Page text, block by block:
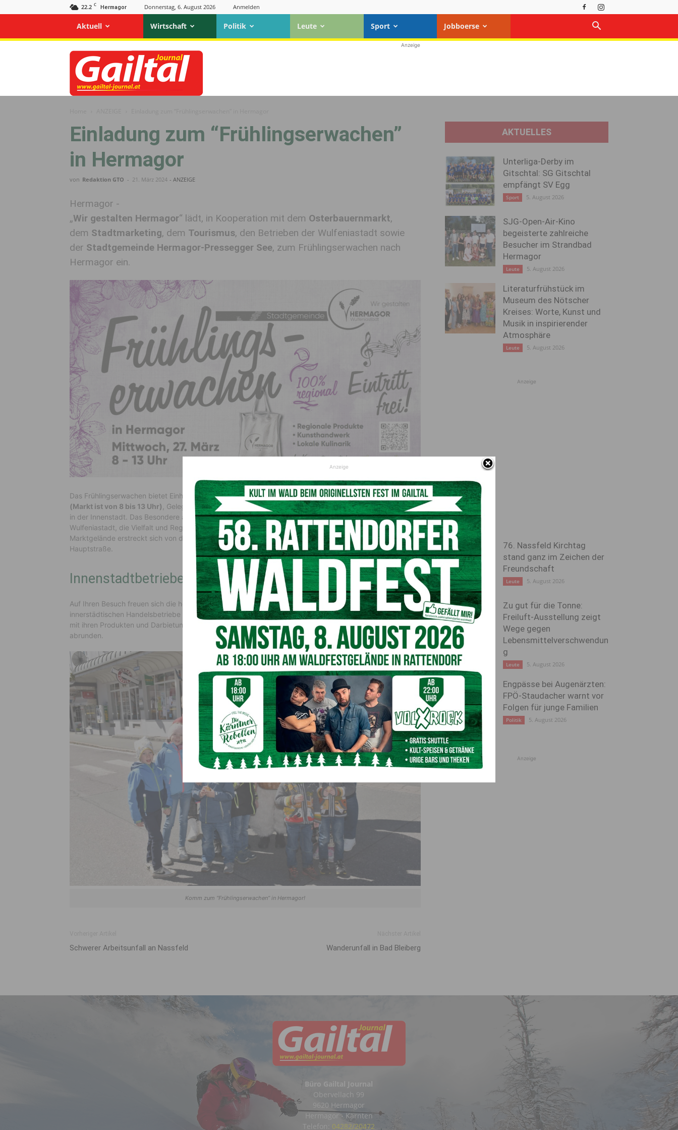
22.2 C Hermagor Donnerstag, 6. August 2026 Anmelden
Aktuell Wirtschaft Politik Leute Sport Jobboerse
Gailtal
Journal
Anzeige
Einladung zum “Frühlingserwachen”
in Hermagor
von Redaktion GTO - 21. März 2024 - ANZEIGE
Hermagor -
„Wir gestalten Hermagor“ lädt, in Kooperation mit dem Osterbauernmarkt,
dem Stadtmarketing, dem Tourismus, den Betrieben der Wulfeniastadt sowie
der Stadtgemeinde Hermagor-Pressegger See, zum Frühlingserwachen nach
Hermagor ein.
Das Frühlingserwachen bietet Einheimischen und Gästen jeder Altersgruppe am Mittwoch,27. März 2024
(Markt ist von 8 bis 13 Uhr)
, Gelegenheit zum Flanieren, Shoppen, Genießen und gemeinsamen Verweilen
in der Innenstadt. Das Besondere am Frühlingserwachen ist die Kooperation mit dem Bauernmarkt der
Wulfeniastadt, die Vielfalt und Regionalität der Produkte bei den zahlreichen Marktständen. Das autofreie
Marktgelände erstreckt sich von der 10.-Oktober Straße über den Gasserplatz bis in die untere
Hauptstraße.
Innenstadtbetriebe, Gastro und Kunsthandwerk uvm.
Auf Ihren Besuch freuen sich die heimischen Landwirte, die regionalen Kunst­handwerker, die
innerstädtischen Handelsbetriebe und die heimischen Gastro­nomen sowie alle Beteiligten – die zusammen
mit ihren Produkten und Darbie­tungen das Frühlingserwachen in der Wulfeniastadt stimmungsvoll
abrunden.
Komm zum “Frühlingserwachen” in Hermagor!
Schwerer Arbeitsunfall an Nassfeld Wanderunfall in Bad Bleiberg
AKTUELLES
Unterliga-Derby im
Gitschtal: SG Gitschtal
empfängt SV Egg
Sport 5. August 2026
SJG-Open-Air-Kino
begeisterte zahlreiche
Besucher im Strandbad
Hermagor
Leute 5. August 2026
Literaturfrühstück im
Museum des Nötscher
Kreises: Worte, Kunst und
Musik in inspirierender
Atmosphäre
Leute 5. August 2026
Anzeige
76. Nassfeld Kirchtag
stand ganz im Zeichen der
Freundschaft
Leute 5. August 2026
Zu gut für die Tonne:
Freiluft-Ausstellung zeigt
Wege gegen
Lebensmittelverschwendun
g
Leute 5. August 2026
Engpässe bei Augenärzten:
FPÖ-Staudacher warnt vor
Folgen für junge Familien
Politik 5. August 2026
Anzeige
Büro Gailtal Journal
Obervellach 99
9620 Hermagor
Hermagor - Kärnten
Telefon: 04282/20472
Anzeige